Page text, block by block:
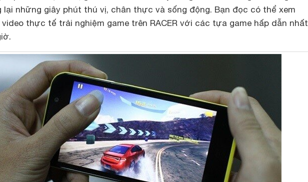
lại những giây phút thú vị, chân thực và sống động. Bạn đọc có thể xem
video thực tế trải nghiệm game trên RACER với các tựa game hấp dẫn nhất